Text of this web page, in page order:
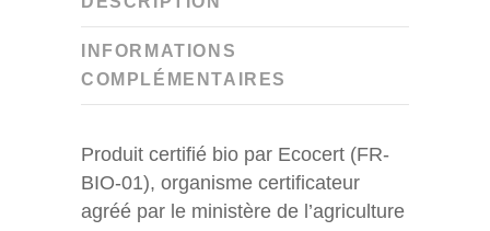
INFORMATIONS
COMPLÉMENTAIRES
Produit certifié bio par Ecocert (FR-
BIO-01), organisme certificateur
agréé par le ministère de l’agriculture